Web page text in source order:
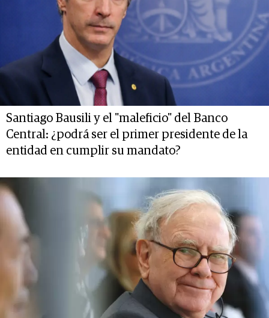
Santiago Bausili y el "maleficio" del Banco
Central: ¿podrá ser el primer presidente de la
entidad en cumplir su mandato?